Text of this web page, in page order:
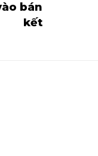
bán
kết